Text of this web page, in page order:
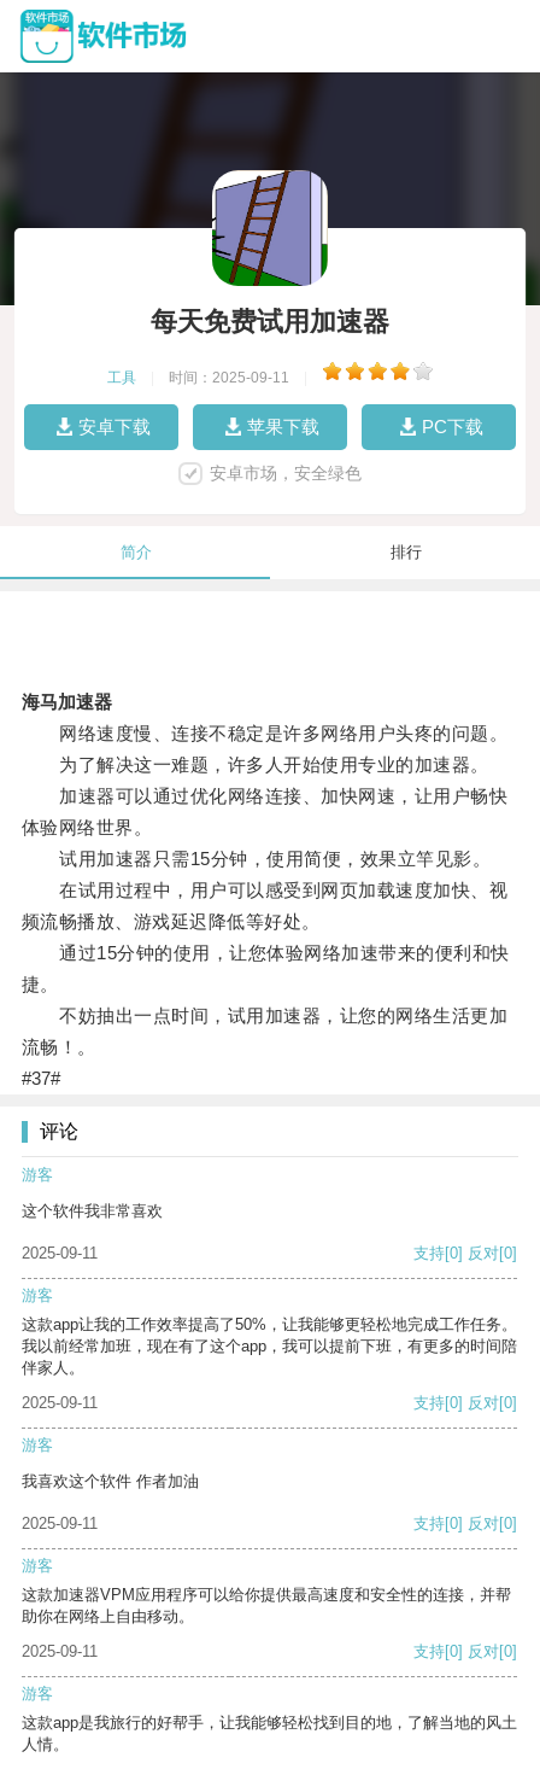
每天免费试用加速器
工具 时间：2025-09-11
安卓下载 苹果下载 PC下载
安卓市场，安全绿色
简介 排行
海马加速器
网络速度慢、连接不稳定是许多网络用户头疼的问题。
为了解决这一难题，许多人开始使用专业的加速器。
加速器可以通过优化网络连接、加快网速，让用户畅快
体验网络世界。
试用加速器只需15分钟，使用简便，效果立竿见影。
在试用过程中，用户可以感受到网页加载速度加快、视
频流畅播放、游戏延迟降低等好处。
通过15分钟的使用，让您体验网络加速带来的便利和快
捷。
不妨抽出一点时间，试用加速器，让您的网络生活更加
流畅！。
#37#
评论
游客
这个软件我非常喜欢
2025-09-11 支持[0] 反对[0]
游客
这款app让我的工作效率提高了50%，让我能够更轻松地完成工作任务。
我以前经常加班，现在有了这个app，我可以提前下班，有更多的时间陪
伴家人。
2025-09-11
支持[0] 反对[0]
游客
我喜欢这个软件 作者加油
2025-09-11 支持[0] 反对[0]
游客
这款加速器VPM应用程序可以给你提供最高速度和安全性的连接，并帮
助你在网络上自由移动。
2025-09-11
支持[0] 反对[0]
游客
这款app是我旅行的好帮手，让我能够轻松找到目的地，了解当地的风土
人情。